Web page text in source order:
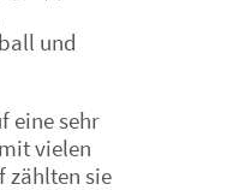
und
eine sehr
vielen
zählten sie